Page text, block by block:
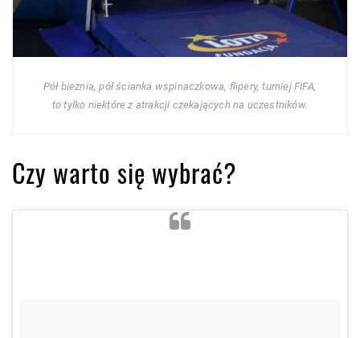
Pół bieżnia, pół ścianka wspinaczkowa, flipery, turniej FIFA,
to tylko niektóre z atrakcji czekających na uczestników.
Czy warto się wybrać?